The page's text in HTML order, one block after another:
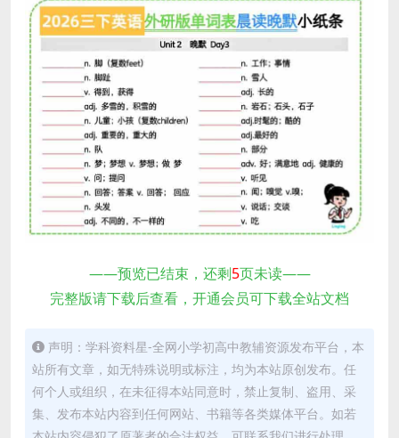
——预览已结束，还剩5页未读——
完整版请下载后查看，开通会员可下载全站文档
声明：学科资料星-全网小学初高中教辅资源发布平台，本
站所有文章，如无特殊说明或标注，均为本站原创发布。任
何个人或组织，在未征得本站同意时，禁止复制、盗用、采
集、发布本站内容到任何网站、书籍等各类媒体平台。如若